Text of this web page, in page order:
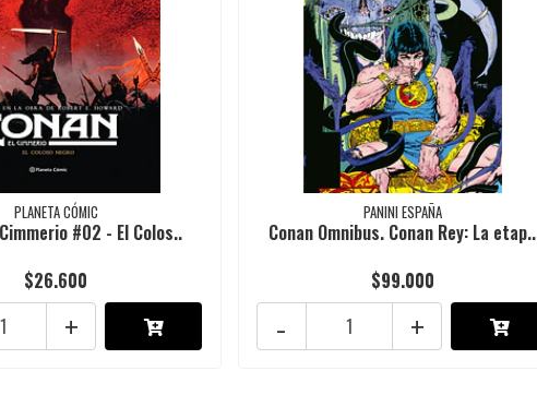
PLANETA CÓMIC
#02 - El Colos..
$26.600
+
PANINI ESPAÑA
Conan Omnibus. Conan Rey: La etap..
$99.000
+
-